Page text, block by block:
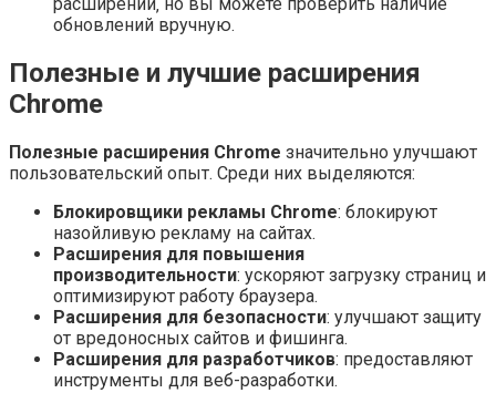
расширений‚ но вы можете проверить наличие
обновлений вручную.
Полезные и лучшие расширения
Chrome
Полезные расширения Chrome значительно улучшают
пользовательский опыт. Среди них выделяются:
Блокировщики рекламы Chrome: блокируют
назойливую рекламу на сайтах.
Расширения для повышения
производительности: ускоряют загрузку страниц и
оптимизируют работу браузера.
Расширения для безопасности: улучшают защиту
от вредоносных сайтов и фишинга.
Расширения для разработчиков: предоставляют
инструменты для веб-разработки.